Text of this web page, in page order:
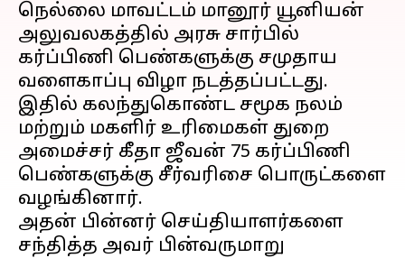
நெல்லை மாவட்டம் மானூர் யூனியன்
அலுவலகத்தில் அரசு சார்பில்
கர்ப்பிணி பெண்களுக்கு சமுதாய
வளைகாப்பு விழா நடத்தப்பட்டது.
இதில் கலந்துகொண்ட சமூக நலம்
மற்றும் மகளிர் உரிமைகள் துறை
அமைச்சர் கீதா ஜீவன் 75 கர்ப்பிணி
பெண்களுக்கு சீர்வரிசை பொருட்களை
வழங்கினார்.
அதன் பின்னர் செய்தியாளர்களை
சந்தித்த அவர் பின்வருமாறு